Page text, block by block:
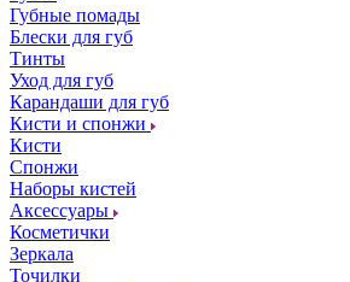
Губные помады
Блески для губ
Тинты
Уход для губ
Карандаши для губ
Кисти и спонжи
Кисти
Спонжи
Наборы кистей
Аксессуары
Косметички
Зеркала
Точилки